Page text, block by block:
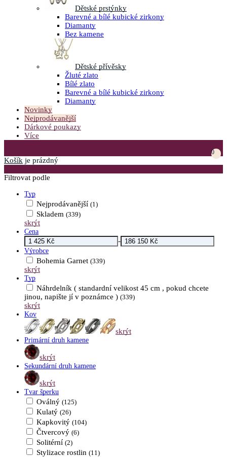
Dětské prstýnky
Barevné a bílé kubické zirkony
Diamanty
Bez kamene
Dětské přívěsky
Žluté zlato
Bílé zlato
Barevné a bílé kubické zirkony
Diamanty
Novinky
Nejprodávanější
Dárkové poukazy
Více
0
Košík je prázdný
Filtrovat podle
Typ
Nejprodávanější (1)
Skladem (339)
skrýt
Cena
-
Výrobce
Bohemia Garnet (339)
skrýt
Typ
Náhrdelník ( standardní velikost 45 cm , pokud chcete
jinou, napište jí v poznámce ) (339)
skrýt
Kov
skrýt
Primární druh kamene
skrýt
Sekundární druh kamene
skrýt
Tvar šperku
Oválný (125)
Kulatý (26)
Kapkovitý (104)
Čtvercový (6)
Solitérní (2)
Stylizace rostlin (11)